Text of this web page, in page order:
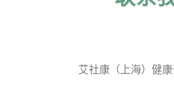
艾社康（上海）健